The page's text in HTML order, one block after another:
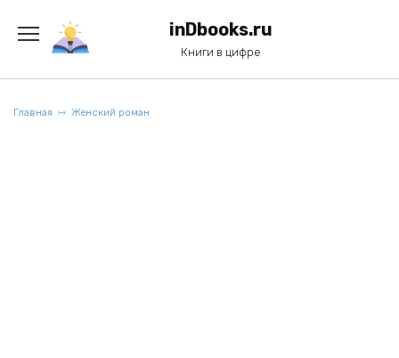
содержанию
inDbooks.ru
Книги в цифре
Главная Женский роман